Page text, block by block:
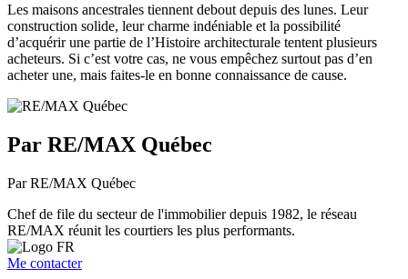
Les maisons ancestrales tiennent debout depuis des lunes. Leur
construction solide, leur charme indéniable et la possibilité
d’acquérir une partie de l’Histoire architecturale tentent plusieurs
acheteurs. Si c’est votre cas, ne vous empêchez surtout pas d’en
acheter une, mais faites-le en bonne connaissance de cause.
Par RE/MAX Québec
Par RE/MAX Québec
Chef de file du secteur de l'immobilier depuis 1982, le réseau
RE/MAX réunit les courtiers les plus performants.
Me contacter